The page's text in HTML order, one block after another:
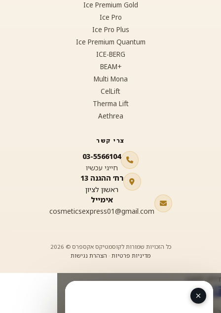
Ice Premium Gold
Ice Pro
Ice Pro Plus
Ice Premium Quantum
ICE-BERG
+BEAM
Multi Mona
CelLift
Therma Lift
Aethrea
צרי קשר
03-5566104
חייגי עכשיו
רח׳ ההגנה 13
ראשון לציון
אימייל
cosmeticsexpress01@gmail.com
כל הזכויות שמורות לקוסמטיקס אקספרס © 2026
מדיניות פרטיות · הצהרת נגישות
דילוג לתוכן
פתח סרגל נגישות